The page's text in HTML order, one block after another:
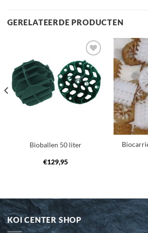
GERELATEERDE PRODUCTEN
Toevoegen
aan
verlanglijst
Bioballen 50 liter
€129,95
KOI CENTER SHOP